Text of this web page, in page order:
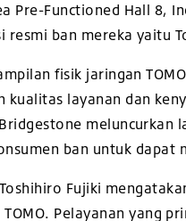
Functioned Hall 8,
ban mereka yaitu
fisik jaringan
layanan dan
meluncurkan
ban untuk
Fujiki
Pelayanan yang